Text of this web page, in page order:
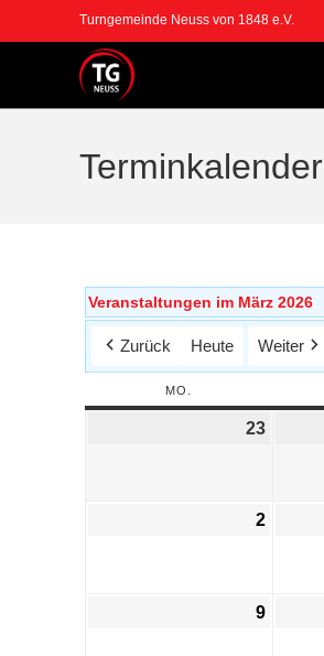
Turngemeinde Neuss von 1848 e.V.
Terminkalender
Veranstaltungen im März 2026
Zurück Heute Weiter
MO.
23
2
9